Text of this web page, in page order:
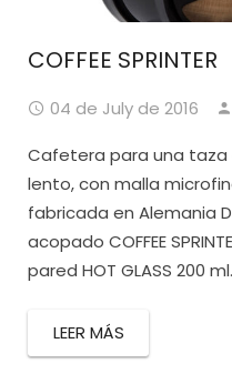
COFFEE SPRINTER
04 de July de 2016
Cafetera para una
lento, con malla
fabricada en Alemania
acopado COFFEE
pared HOT GLASS 200
LEER MÁS